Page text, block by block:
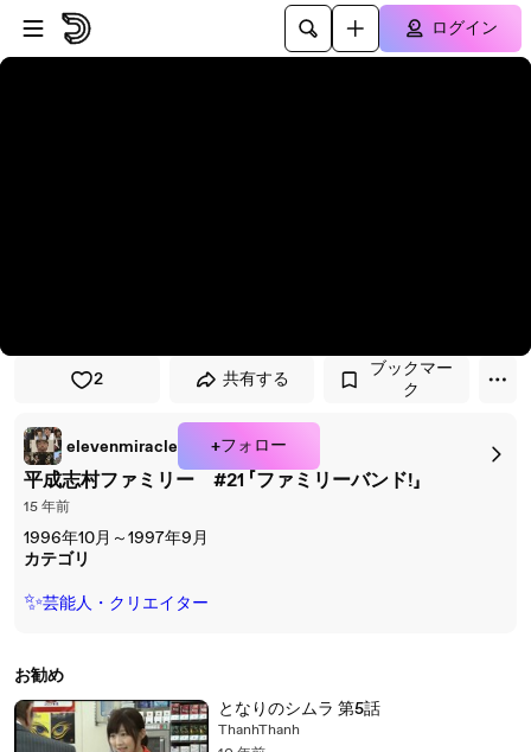
プレイヤーにスキップ
メインコンテンツにスキップ
ログイン
2 共有する
ブックマー
ク
elevenmiracle +フォロー
平成志村ファミリー #21 「ファミリーバンド!」
15 年前
1996年10月～1997年9月
カテゴリ
✨芸能人・クリエイター
お勧め
となりのシムラ 第5話
ThanhThanh